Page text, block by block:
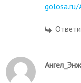
golosa.ru/